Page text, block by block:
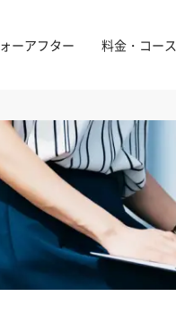
ーアフター
料金・コース